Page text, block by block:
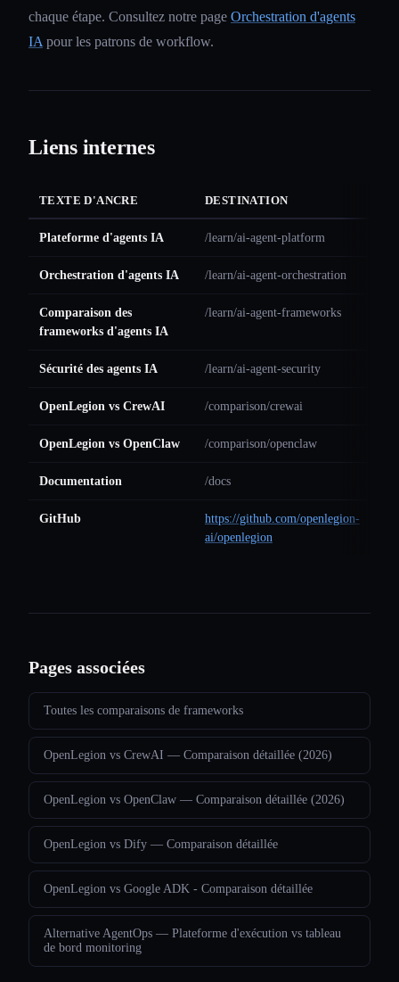
chaque étape. Consultez notre page Orchestration d'agents
IA pour les patrons de workflow.
Liens internes
TEXTE D'ANCRE DESTINATION
Plateforme d'agents IA /learn/ai-agent-platform
Orchestration d'agents IA /learn/ai-agent-orchestration
Comparaison des
frameworks d'agents IA
/learn/ai-agent-frameworks
Sécurité des agents IA /learn/ai-agent-security
OpenLegion vs CrewAI /comparison/crewai
OpenLegion vs OpenClaw /comparison/openclaw
Documentation /docs
GitHub
https://github.com/openlegion-
ai/openlegion
Pages associées
Toutes les comparaisons de frameworks
OpenLegion vs CrewAI — Comparaison détaillée (2026)
OpenLegion vs OpenClaw — Comparaison détaillée (2026)
OpenLegion vs Dify — Comparaison détaillée
OpenLegion vs Google ADK - Comparaison détaillée
Alternative AgentOps — Plateforme d'exécution vs tableau
de bord monitoring